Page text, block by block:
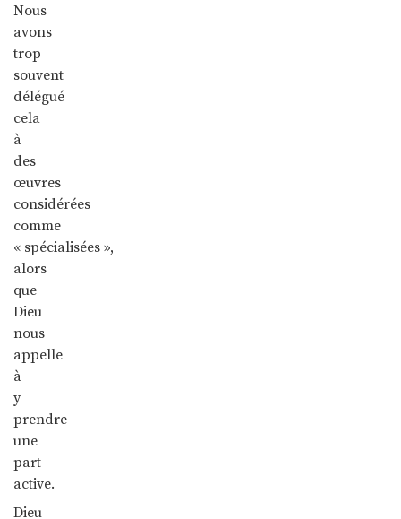
Nous
avons
trop
souvent
délégué
cela
à
des
œuvres
considérées
comme
« spécialisées »,
alors
que
Dieu
nous
appelle
à
y
prendre
une
part
active.
Dieu